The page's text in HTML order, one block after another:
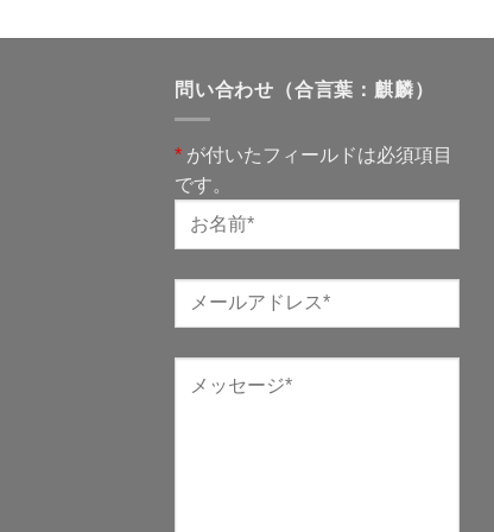
問い合わせ（合言葉：麒麟）
* が付いたフィールドは必須項目
です。